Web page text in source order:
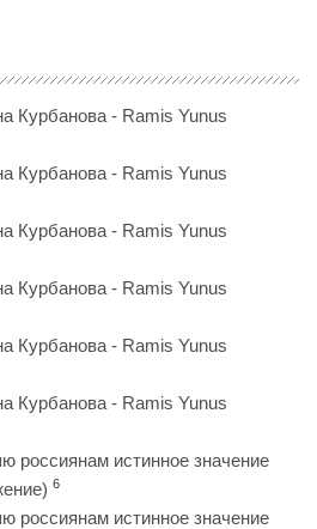
Курбанова - Ramis Yunus
Курбанова - Ramis Yunus
Курбанова - Ramis Yunus
Курбанова - Ramis Yunus
Курбанова - Ramis Yunus
Курбанова - Ramis Yunus
россиянам истинное значение
6
россиянам истинное значение